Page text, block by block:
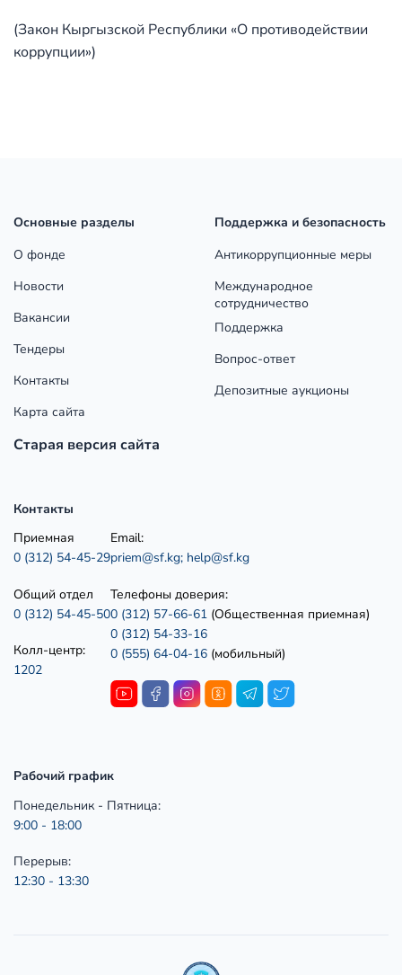
(Закон Кыргызской Республики «О противодействии
коррупции»)
Основные разделы
О фонде
Новости
Вакансии
Тендеры
Контакты
Карта сайта
Старая версия сайта
Поддержка и безопасность
Антикоррупционные меры
Международное
сотрудничество
Поддержка
Вопрос-ответ
Депозитные аукционы
Контакты
Приемная
0 (312) 54-45-29
Общий отдел
0 (312) 54-45-50
Колл-центр:
1202
Email:
priem@sf.kg; help@sf.kg
Телефоны доверия:
0 (312) 57-66-61 (Общественная приемная)
0 (312) 54-33-16
0 (555) 64-04-16 (мобильный)
Рабочий график
Понедельник - Пятница:
9:00 - 18:00
Перерыв:
12:30 - 13:30